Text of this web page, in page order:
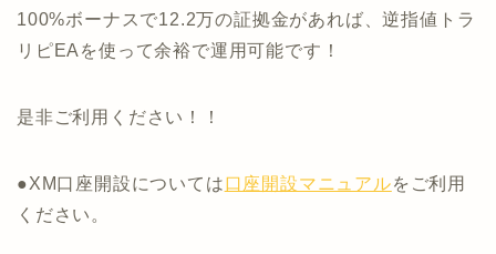
100%ボーナスで12.2万の証拠金があれば、逆指値トラ
リピEAを使って余裕で運用可能です！
是非ご利用ください！！
●XM口座開設については口座開設マニュアルをご利用
ください。